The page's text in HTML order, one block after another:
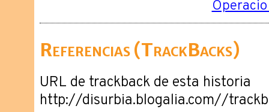
Referencias (TrackBacks)
URL de trackback de esta historia
http://disurbia.blogalia.com//